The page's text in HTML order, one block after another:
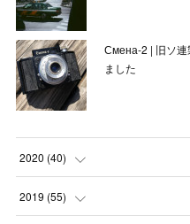
Смена-2 | 旧ソ連
ました
2020 (40)
(3
2019 (55)